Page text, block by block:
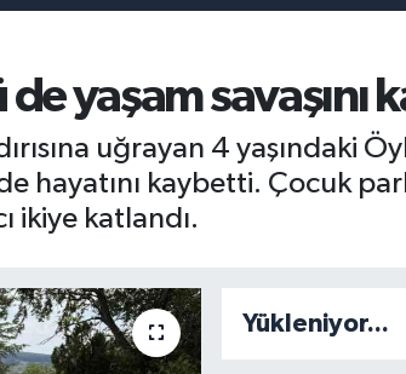
yaşam savaşını
uğrayan 4 yaşındaki
hayatını kaybetti. Çocuk
ikiye katlandı.
Yükleniyor...